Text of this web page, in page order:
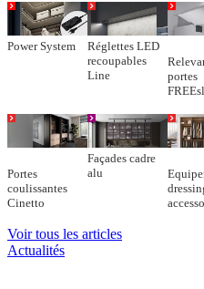
Power System
Réglettes LED
recoupables
Line
portes
Portes
coulissantes
Cinetto
Façades cadre
alu
Voir tous les articles
Actualités